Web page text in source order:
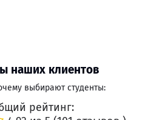
наших клиентов
выбирают студенты:
рейтинг: